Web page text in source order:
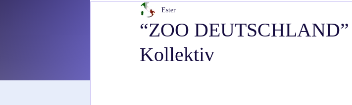
“ZOO
Kollektiv
Ester